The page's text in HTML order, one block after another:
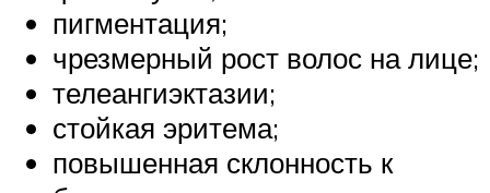
пигментация;
чрезмерный рост волос на лице;
телеангиэктазии;
стойкая эритема;
повышенная склонность к